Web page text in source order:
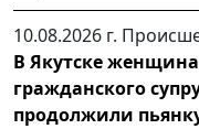
10.08.2026 г.
В Якутске
гражданского
продолжили